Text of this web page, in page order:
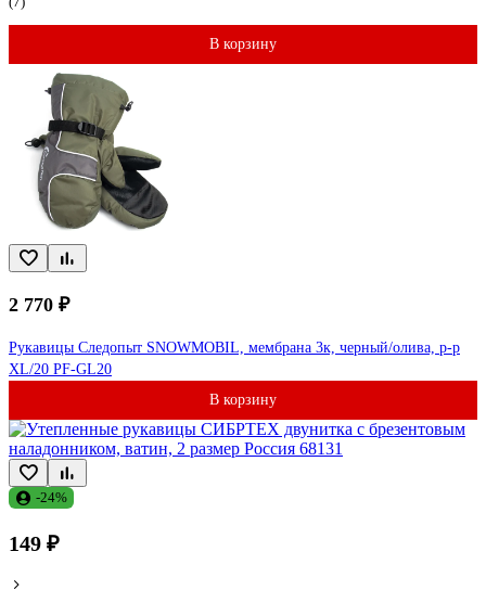
В корзину
2 770 ₽
Рукавицы Следопыт SNOWMOBIL, мембрана 3к, черный/олива, р-р
XL/20 PF-GL20
В корзину
-24%
149 ₽